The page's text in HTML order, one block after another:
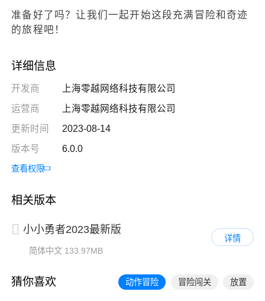
准备好了吗？让我们一起开始这段充满冒险和奇迹
的旅程吧！
详细信息
开发商
上海零越网络科技有限公司
运营商
上海零越网络科技有限公司
更新时间
2023-08-14
版本号
6.0.0
查看权限
相关版本
小小勇者2023最新版
简体中文 133.97MB
详情
猜你喜欢 动作冒险 冒险闯关 放置